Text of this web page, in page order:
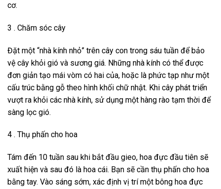
cơ.
3 . Chăm sóc cây
Đặt một “nhà kính nhỏ” trên cây con trong sáu tuần để bảo
vệ cây khỏi gió và sương giá. Những nhà kính có thể được
đơn giản tạo mái vòm có hai của, hoặc là phức tạp như một
cấu trúc bằng gỗ theo hình khối chữ nhật. Khi cây phát triển
vượt ra khỏi các nhà kính, sử dụng một hàng rào tạm thời để
sàng lọc gió.
4 . Thụ phấn cho hoa
Tám đến 10 tuần sau khi bắt đầu gieo, hoa đực đầu tiên sẽ
xuất hiện và sau đó là hoa cái. Bạn sẽ cần thụ phấn cho hoa
bằng tay. Vào sáng sớm, xác định vị trí một bông hoa đực